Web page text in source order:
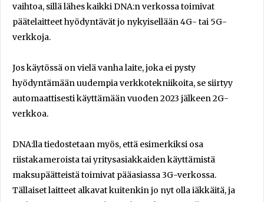
vaihtoa, sillä lähes kaikki DNA:n verkossa toimivat
päätelaitteet hyödyntävät jo nykyisellään 4G- tai 5G-
verkkoja.
Jos käytössä on vielä vanha laite, joka ei pysty
hyödyntämään uudempia verkkotekniikoita, se siirtyy
automaattisesti käyttämään vuoden 2023 jälkeen 2G-
verkkoa.
DNA:lla tiedostetaan myös, että esimerkiksi osa
riistakameroista tai yritysasiakkaiden käyttämistä
maksupäätteistä toimivat pääasiassa 3G-verkossa.
Tällaiset laitteet alkavat kuitenkin jo nyt olla iäkkäitä, ja